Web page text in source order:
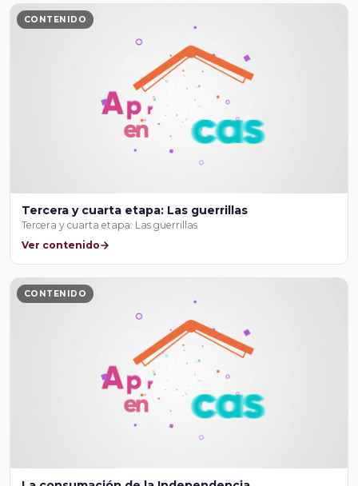
CONTENIDO
Tercera y cuarta etapa: Las guerrillas
Tercera y cuarta etapa: Las guerrillas
Ver contenido
CONTENIDO